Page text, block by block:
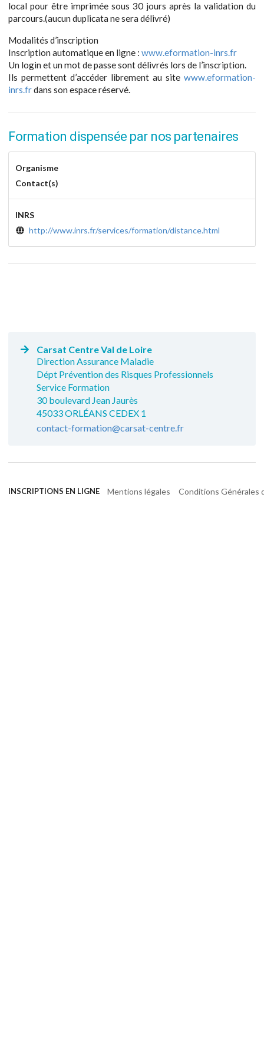
local pour être imprimée sous 30 jours après la validation du
parcours.(aucun duplicata ne sera délivré)
Modalités d’inscription
Inscription automatique en ligne : www.eformation-inrs.fr
Un login et un mot de passe sont délivrés lors de l’inscription.
Ils permettent d’accéder librement au site www.eformation-
inrs.frdans son espace réservé.
Formation dispensée par nos partenaires
Organisme
Contact(s)
INRS
http://www.inrs.fr/services/formation/distance.html
Carsat Centre Val de Loire
Direction Assurance Maladie
Dépt Prévention des Risques Professionnels
Service Formation
30 boulevard Jean Jaurès
45033 ORLÉANS CEDEX 1
contact-formation@carsat-centre.fr
INSCRIPTIONS EN LIGNE Mentions légales Conditions Générales